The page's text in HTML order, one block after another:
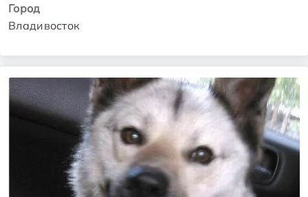
Город
Владивосток